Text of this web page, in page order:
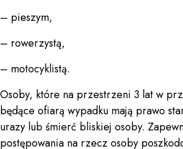
– pieszym,
– rowerzystą,
– motocyklistą.
Osoby, które na przestrzeni 3 lat w
będące ofiarą wypadku mają prawo
urazy lub śmierć bliskiej osoby.
postępowania na rzecz osoby